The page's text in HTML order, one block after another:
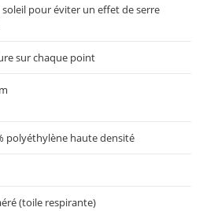
soleil pour éviter un effet de serre
sur chaque point
polyéthylène haute densité
(toile respirante)